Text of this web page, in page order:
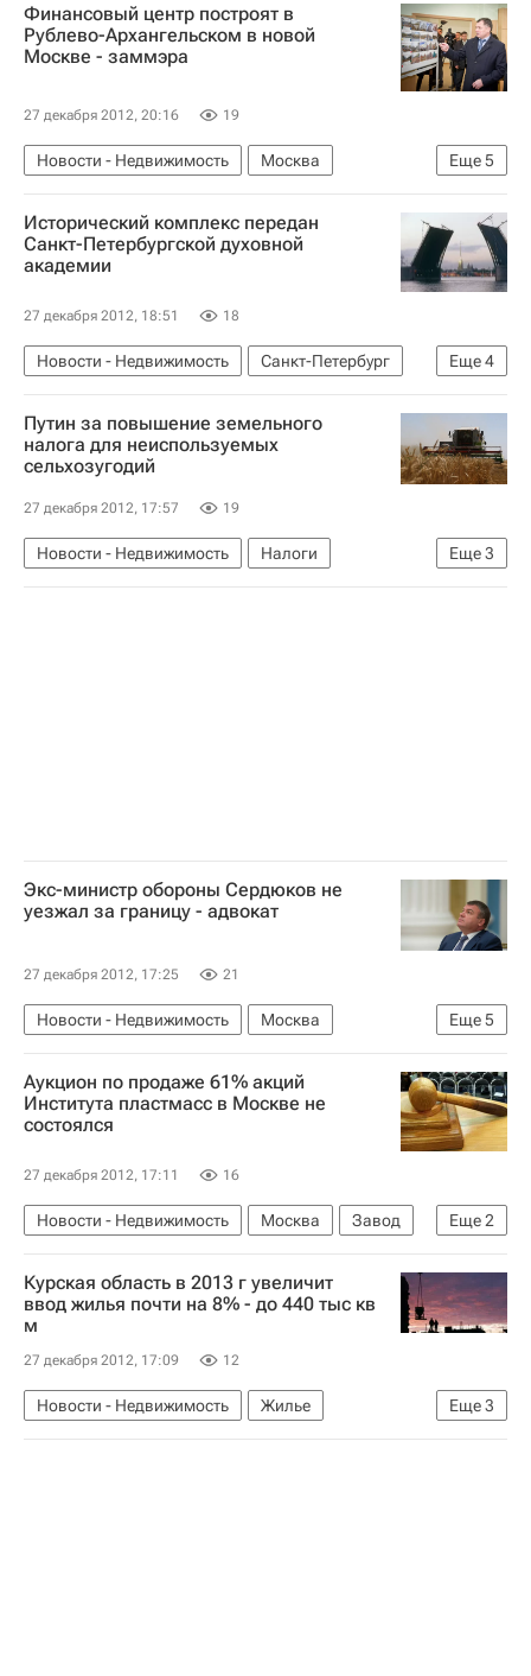
Финансовый центр построят в
Рублево-Архангельском в новой
Москве - заммэра
27 декабря 2012, 20:16 19
Еще5
Новости - Недвижимость
Москва
Марат Хуснуллин
Строительство
"Новая" Москва
Коммерческая недвижимость
Исторический комплекс передан
Санкт-Петербургской духовной
академии
27 декабря 2012, 18:51 18
Еще4
Новости - Недвижимость
Санкт-Петербург
Собственность
Исторические здания
Русская православная церковь
Россия
Путин за повышение земельного
налога для неиспользуемых
сельхозугодий
27 декабря 2012, 17:57 19
Еще3
Новости - Недвижимость
Налоги
Владимир Путин
Земельные участки
Экс-министр обороны Сердюков не
уезжал за границу - адвокат
27 декабря 2012, 17:25 21
Еще5
Новости - Недвижимость
Москва
Следствие
Расследование дела "Оборонсервиса"
Оборонсервис
Россия
Аукцион по продаже 61% акций
Института пластмасс в Москве не
состоялся
27 декабря 2012, 17:11 16
Еще2
Новости - Недвижимость Москва
Завод
Аукцион
Россия
Курская область в 2013 г увеличит
ввод жилья почти на 8% - до 440 тыс кв
м
27 декабря 2012, 17:09 12
Еще3
Новости - Недвижимость
Жилье
Курская область
Строительство Россия